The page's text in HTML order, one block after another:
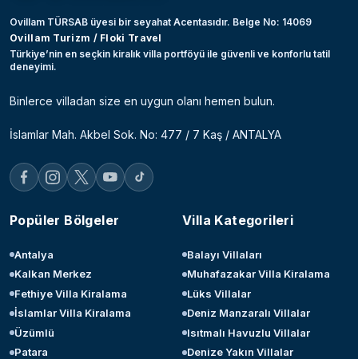
Ovillam TÜRSAB üyesi bir seyahat Acentasıdır. Belge No: 14069
Ovillam Turizm / Floki Travel
Türkiye’nin en seçkin kiralık villa portföyü ile güvenli ve konforlu tatil
deneyimi.
Binlerce villadan size en uygun olanı hemen bulun.
İslamlar Mah. Akbel Sok. No: 477 / 7 Kaş / ANTALYA
Popüler Bölgeler
Antalya
Kalkan Merkez
Fethiye Villa Kiralama
İslamlar Villa Kiralama
Üzümlü
Patara
Villa Kategorileri
Balayı Villaları
Muhafazakar Villa Kiralama
Lüks Villalar
Deniz Manzaralı Villalar
Isıtmalı Havuzlu Villalar
Denize Yakın Villalar